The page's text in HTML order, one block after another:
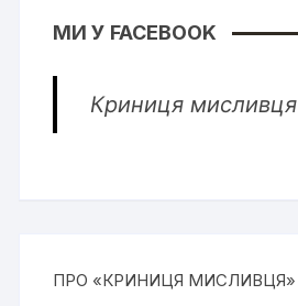
МИ У FACEBOOK
Криниця мисливця
ПРО «КРИНИЦЯ МИСЛИВЦЯ»